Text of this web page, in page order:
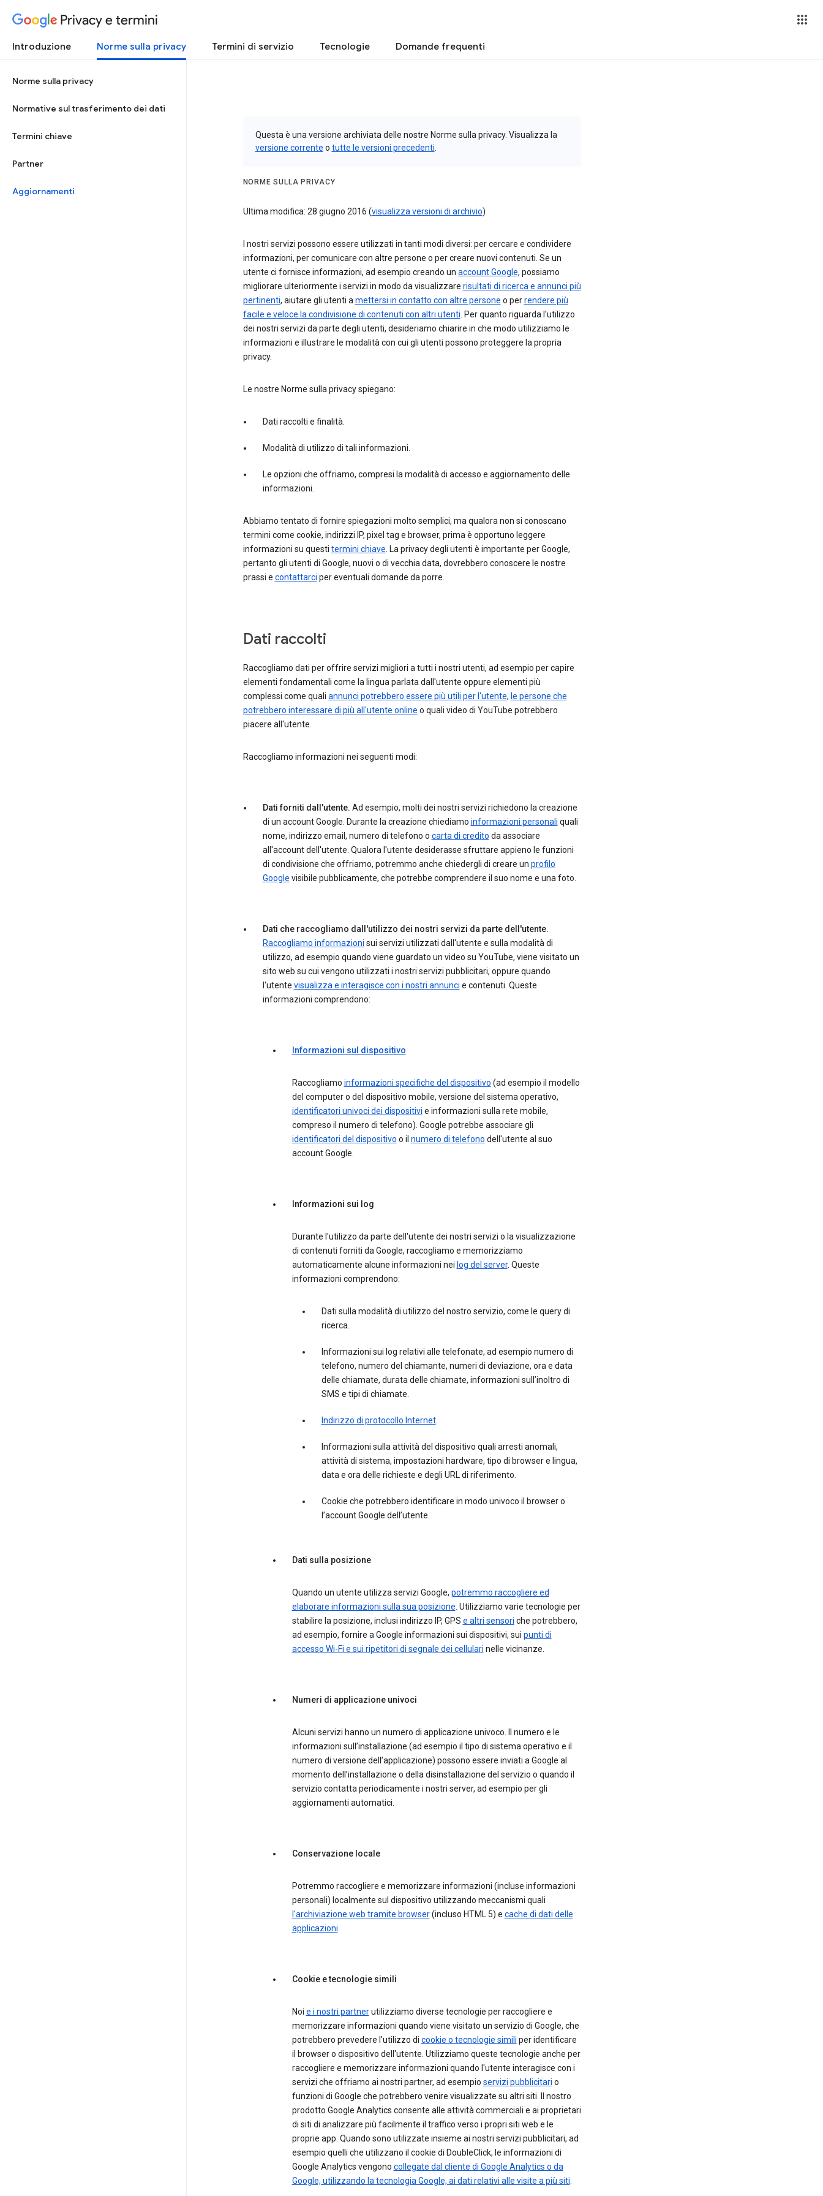
Privacy e termini
Introduzione Norme sulla privacy Termini di servizio Tecnologie Domande frequenti
Norme sulla privacy
Normative sul trasferimento dei dati
Termini chiave
Partner
Aggiornamenti
Questa è una versione archiviata delle nostre Norme sulla privacy. Visualizza la
versione corrente o tutte le versioni precedenti
NORME SULLA PRIVACY
Ultima modifica: 28 giugno 2016 (visualizza versioni di archivio)
I nostri servizi possono essere utilizzati in tanti modi diversi: per cercare e condividere
informazioni, per comunicare con altre persone o per creare nuovi contenuti. Se un
utente ci fornisce informazioni, ad esempio creando un account Google, possiamo
migliorare ulteriormente i servizi in modo da visualizzare risultati di ricerca e annunci più
pertinenti, aiutare gli utenti amettersi in contatto con altre persone o perrendere più
facile e veloce la condivisione di contenuti con altri utenti. Per quanto riguarda l'utilizzo
dei nostri servizi da parte degli utenti, desideriamo chiarire in che modo utilizziamo le
informazioni e illustrare le modalità con cui gli utenti possono proteggere la propria
privacy.
Le nostre Norme sulla privacy spiegano:
Dati raccolti e finalità.
Modalità di utilizzo di tali informazioni.
Le opzioni che offriamo, compresi la modalità di accesso e aggiornamento delle
informazioni.
Abbiamo tentato di fornire spiegazioni molto semplici, ma qualora non si conoscano
termini come cookie, indirizzi IP, pixel tag e browser, prima è opportuno leggere
informazioni su questi termini chiave. La privacy degli utenti è importante per Google,
pertanto gli utenti di Google, nuovi o di vecchia data, dovrebbero conoscere le nostre
prassi e contattarci per eventuali domande da porre.
Dati raccolti
Raccogliamo dati per offrire servizi migliori a tutti i nostri utenti, ad esempio per capire
elementi fondamentali come la lingua parlata dall'utente oppure elementi più
complessi come quali annunci potrebbero essere più utili per l'utente, le persone che
potrebbero interessare di più all'utente online o quali video di YouTube potrebbero
piacere all'utente.
Raccogliamo informazioni nei seguenti modi:
Dati forniti dall'utente. Ad esempio, molti dei nostri servizi richiedono la creazione
di un account Google. Durante la creazione chiediamo informazioni personali quali
nome, indirizzo email, numero di telefono o carta di credito da associare
all'account dell'utente. Qualora l'utente desiderasse sfruttare appieno le funzioni
di condivisione che offriamo, potremmo anche chiedergli di creare un profilo
Google visibile pubblicamente, che potrebbe comprendere il suo nome e una foto.
Dati che raccogliamo dall'utilizzo dei nostri servizi da parte dell'utente.
Raccogliamo informazioni sui servizi utilizzati dall'utente e sulla modalità di
utilizzo, ad esempio quando viene guardato un video su YouTube, viene visitato un
sito web su cui vengono utilizzati i nostri servizi pubblicitari, oppure quando
l'utente visualizza e interagisce con i nostri annunci e contenuti. Queste
informazioni comprendono:
Informazioni sul dispositivo
Raccogliamo informazioni specifiche del dispositivo (ad esempio il modello
del computer o del dispositivo mobile, versione del sistema operativo,
identificatori univoci dei dispositivi e informazioni sulla rete mobile,
compreso il numero di telefono). Google potrebbe associare gli
identificatori del dispositivo o il numero di telefono dell'utente al suo
account Google.
Informazioni sui log
Durante l'utilizzo da parte dell'utente dei nostri servizi o la visualizzazione
di contenuti forniti da Google, raccogliamo e memorizziamo
automaticamente alcune informazioni nei log del server. Queste
informazioni comprendono:
Dati sulla modalità di utilizzo del nostro servizio, come le query di
ricerca.
Informazioni sui log relativi alle telefonate, ad esempio numero di
telefono, numero del chiamante, numeri di deviazione, ora e data
delle chiamate, durata delle chiamate, informazioni sull’inoltro di
SMS e tipi di chiamate.
Indirizzo di protocollo Internet.
Informazioni sulla attività del dispositivo quali arresti anomali,
attività di sistema, impostazioni hardware, tipo di browser e lingua,
data e ora delle richieste e degli URL di riferimento.
Cookie che potrebbero identificare in modo univoco il browser o
l’account Google dell’utente.
Dati sulla posizione
Quando un utente utilizza servizi Google, potremmo raccogliere ed
elaborare informazioni sulla sua posizione. Utilizziamo varie tecnologie per
stabilire la posizione, inclusi indirizzo IP, GPS e altri sensori che potrebbero,
ad esempio, fornire a Google informazioni sui dispositivi, sui punti di
accesso Wi-Fi e sui ripetitori di segnale dei cellulari nelle vicinanze.
Numeri di applicazione univoci
Alcuni servizi hanno un numero di applicazione univoco. Il numero e le
informazioni sull’installazione (ad esempio il tipo di sistema operativo e il
numero di versione dell’applicazione) possono essere inviati a Google al
momento dell’installazione o della disinstallazione del servizio o quando il
servizio contatta periodicamente i nostri server, ad esempio per gli
aggiornamenti automatici.
Conservazione locale
Potremmo raccogliere e memorizzare informazioni (incluse informazioni
personali) localmente sul dispositivo utilizzando meccanismi quali
l'archiviazione web tramite browser(incluso HTML 5) e cache di dati delle
applicazioni.
Cookie e tecnologie simili
Noi e i nostri partnerutilizziamo diverse tecnologie per raccogliere e
memorizzare informazioni quando viene visitato un servizio di Google, che
potrebbero prevedere l'utilizzo di cookie o tecnologie simili per identificare
il browser o dispositivo dell'utente. Utilizziamo queste tecnologie anche per
raccogliere e memorizzare informazioni quando l'utente interagisce con i
servizi che offriamo ai nostri partner, ad esempio servizi pubblicitari o
funzioni di Google che potrebbero venire visualizzate su altri siti. Il nostro
prodotto Google Analytics consente alle attività commerciali e ai proprietari
di siti di analizzare più facilmente il traffico verso i propri siti web e le
proprie app. Quando sono utilizzate insieme ai nostri servizi pubblicitari, ad
esempio quelli che utilizzano il cookie di DoubleClick, le informazioni di
Google Analytics vengono collegate dal cliente di Google Analytics o da
Google, utilizzando la tecnologia Google, ai dati relativi alle visite a più siti.